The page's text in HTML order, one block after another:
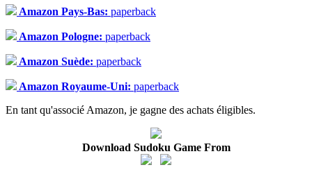
Amazon Pays-Bas: paperback
Amazon Pologne: paperback
Amazon Suède: paperback
Amazon Royaume-Uni: paperback
En tant qu'associé Amazon, je gagne des achats éligibles.
Download Sudoku Game From